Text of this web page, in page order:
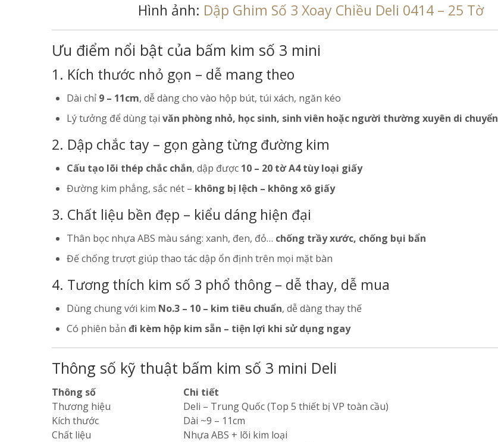
Hình ảnh: Dập Ghim Số 3 Xoay Chiều Deli 0414 – 25 Tờ
Ưu điểm nổi bật của bấm kim số 3 mini
1. Kích thước nhỏ gọn – dễ mang theo
Dài chỉ 9 – 11cm, dễ dàng cho vào hộp bút, túi xách, ngăn kéo
Lý tưởng để dùng tại văn phòng nhỏ, học sinh, sinh viên hoặc người thường xuyên di chuyển
2. Dập chắc tay – gọn gàng từng đường kim
Cấu tạo lõi thép chắc chắn, dập được 10 – 20 tờ A4 tùy loại giấy
Đường kim phẳng, sắc nét – không bị lệch – không xô giấy
3. Chất liệu bền đẹp – kiểu dáng hiện đại
Thân bọc nhựa ABS màu sáng: xanh, đen, đỏ… chống trầy xước, chống bụi bẩn
Đế chống trượt giúp thao tác dập ổn định trên mọi mặt bàn
4. Tương thích kim số 3 phổ thông – dễ thay, dễ mua
Dùng chung với kim No.3 – 10 – kim tiêu chuẩn, dễ dàng thay thế
Có phiên bản đi kèm hộp kim sẵn – tiện lợi khi sử dụng ngay
Thông số kỹ thuật bấm kim số 3 mini Deli
Thông số
Chi tiết
Thương hiệu
Deli – Trung Quốc (Top 5 thiết bị VP toàn cầu)
Kích thước
Dài ~9 – 11cm
Chất liệu
Nhựa ABS + lõi kim loại